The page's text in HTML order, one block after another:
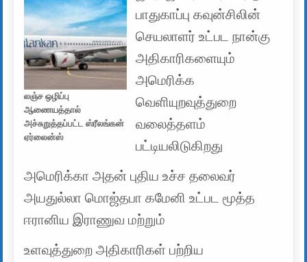
லஞ்ச ஒழிப்பு
ஆணையத்தால்
அச்சுறுத்தப்பட்ட ஸ்ரீலங்கன்
ஏர்லைன்ஸ்
பாதுகாப்பு கவுன்சிலின்
செயலாளர் உட்பட நான்கு
அதிகாரிகளையும்
அமெரிக்க
வெளியுறவுத்துறை
வலைத்தளம்
பட்டியலிடுகிறது
அமெரிக்கா அதன் புதிய உச்ச தலைவர்
அயதுல்லா மொஜ்தபா கமேனி உட்பட மூத்த
ஈரானிய இராணுவ மற்றும்
உளவுத்துறை அதிகாரிகள் பற்றிய